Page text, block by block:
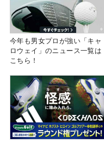
今年も男女プロが強い「キャ
ロウェイ」のニュース一覧は
こちら！